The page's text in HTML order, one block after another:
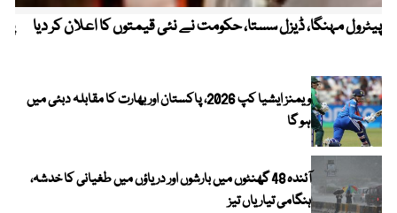
پیٹرول مہنگا، ڈیزل سستا، حکومت نے نئی قیمتوں کا اعلان کر دیا
ویمنز ایشیا کپ 2026، پاکستان اور بھارت کا مقابلہ دبئی میں
ہو گا
آئندہ 48 گھنٹوں میں بارشوں اور دریاؤں میں طغیانی کا خدشہ،
ہنگامی تیاریاں تیز